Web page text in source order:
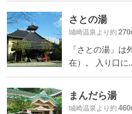
さとの湯
城崎温泉より約
「さとの湯」
在）。 入り口に
まんだら湯
城崎温泉より約